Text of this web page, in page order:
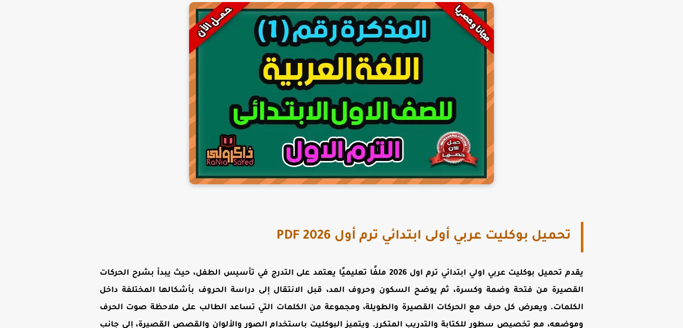
تحميل بوكليت عربي أولى ابتدائي ترم أول 2026 PDF
يقدم تحميل بوكليت عربي اولي ابتدائي ترم اول 2026 ملفًا تعليميًا يعتمد على التدرج في تأسيس الطفل، حيث يبدأ بشرح الحركات
القصيرة من فتحة وضمة وكسرة، ثم يوضح السكون وحروف المد، قبل الانتقال إلى دراسة الحروف بأشكالها المختلفة داخل
الكلمات. ويعرض كل حرف مع الحركات القصيرة والطويلة، ومجموعة من الكلمات التي تساعد الطالب على ملاحظة صوت الحرف
وموضعه، مع تخصيص سطور للكتابة والتدريب المتكرر. ويتميز البوكليت باستخدام الصور والألوان والقصص القصيرة، إلى جانب